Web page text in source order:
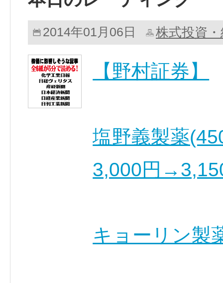
2014年01月06日 株式投資
【野村証券】
塩野義製薬
3,000円
キョーリン